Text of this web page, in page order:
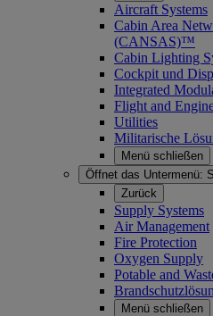
Aircraft Systems
Cabin Area
(CANSAS)™
Cabin Lighting
Cockpit und
Integrated
Flight and
Utilities
Militarische
Menü schließen
Öffnet das Untermenü:
Zurück
Supply Systems
Air Management
Fire Protection
Oxygen Supply
Potable and
Menü schließen